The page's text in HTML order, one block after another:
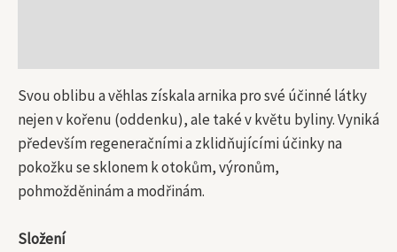
Svou oblibu a věhlas získala arnika pro své účinné látky
nejen v kořenu (oddenku), ale také v květu byliny. Vyniká
především regeneračními a zklidňujícími účinky na
pokožku se sklonem k otokům, výronům,
pohmožděninám a modřinám.
Složení